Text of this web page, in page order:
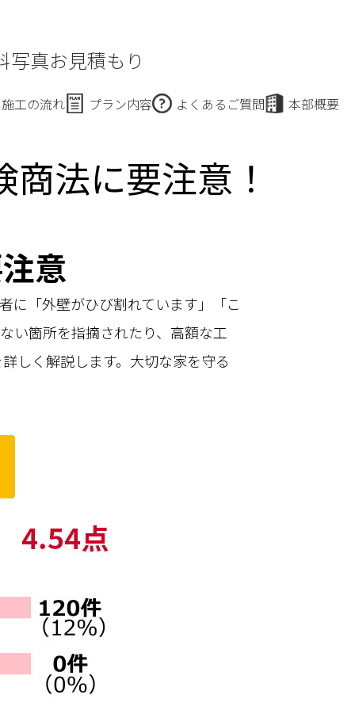
写真お見積もり
施工の流れ プラン内容 よくあるご質問 本部概要
法に要注意！
意
に「外壁がひび割れています」「こ
い箇所を指摘されたり、高額な工
しく解説します。大切な家を守る